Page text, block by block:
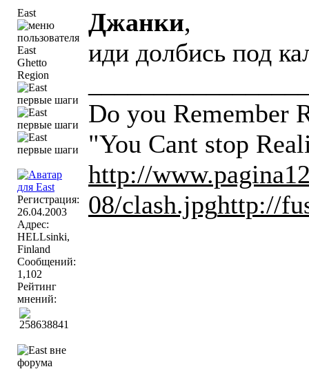
East
Ghetto
Region
Регистрация:
26.04.2003
Адрес:
HELLsinki,
Finland
Сообщений:
1,102
Рейтинг
мнений:
Джанки,
иди долбись под
Do you Remember
"You Cant stop
http://
08/clash.jpghttp://